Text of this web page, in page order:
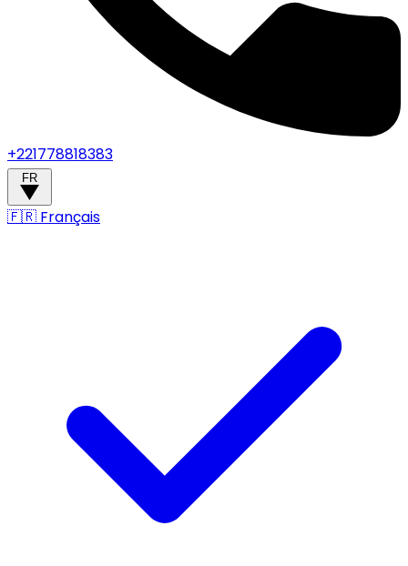
+221778818383
FR
🇫🇷 Français